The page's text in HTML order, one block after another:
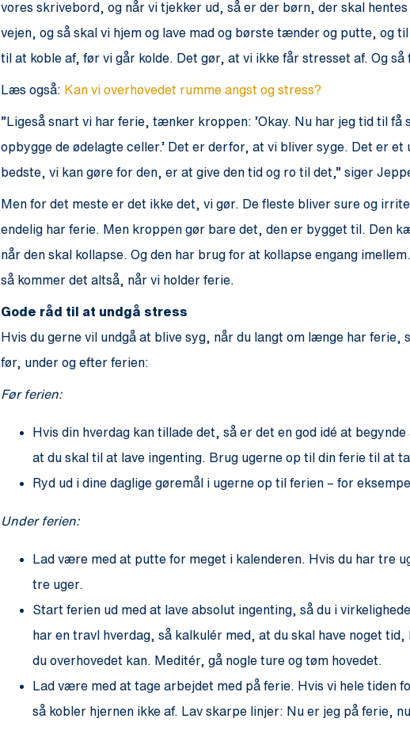
vores skrivebord, og når vi tjekker ud, så er der børn, der skal
vejen, og så skal vi hjem og lave mad og børste tænder og putte, og
til at koble af, før vi går kolde. Det gør, at vi ikke får stresset af. Og
Læs også: Kan vi overhovedet rumme angst og stress?
”Ligeså snart vi har ferie, tænker kroppen: ’Okay. Nu har jeg tid til få
opbygge de ødelagte celler.’ Det er derfor, at vi bliver syge. Det er
bedste, vi kan gøre for den, er at give den tid og ro til det,” siger
Men for det meste er det ikke det, vi gør. De fleste bliver sure og
endelig har ferie. Men kroppen gør bare det, den er bygget til. Den
når den skal kollapse. Og den har brug for at kollapse engang
så kommer det altså, når vi holder ferie.
Gode råd til at undgå stress
Hvis du gerne vil undgå at blive syg, når du langt om længe har ferie,
før, under og efter ferien:
Før ferien:
Hvis din hverdag kan tillade det, så er det en god idé at
at du skal til at lave ingenting. Brug ugerne op til din ferie til at
Ryd ud i dine daglige gøremål i ugerne op til ferien – for
Under ferien:
Lad være med at putte for meget i kalenderen. Hvis du har tre
tre uger.
Start ferien ud med at lave absolut ingenting, så du i
har en travl hverdag, så kalkulér med, at du skal have noget
du overhovedet kan. Meditér, gå nogle ture og tøm hovedet.
Lad være med at tage arbejdet med på ferie. Hvis vi hele tiden
så kobler hjernen ikke af. Lav skarpe linjer: Nu er jeg på ferie,